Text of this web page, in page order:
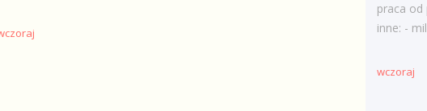
praca od
inne: -
wczoraj